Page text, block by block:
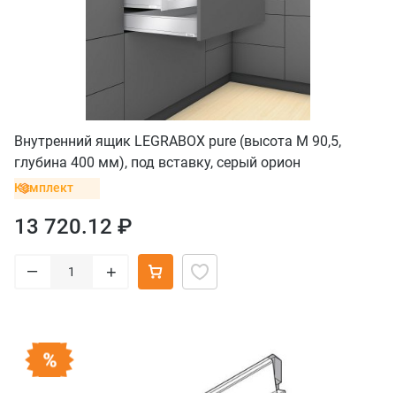
Внутренний ящик LEGRABOX pure (высота M 90,5,
глубина 400 мм), под вставку, серый орион
Комплект
13 720.12 ₽
– +